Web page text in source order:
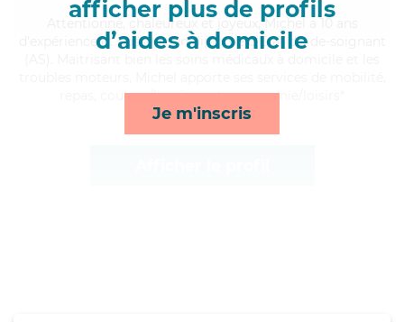
afficher plus de profils
d’aides à domicile
Je m'inscris
, chaleureux et joyeux, Michel a 10 ans
d'expérience et possède un diplôme d'Etat d'aide-soignant
repas, courses/livraison et compagnie/loisirs*